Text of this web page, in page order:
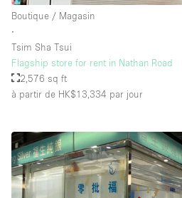
Équipement sonore et vidéo
Étage/accès
Sous-sol
Rez-de-chaussée sur rue
Centre commercial
Rooftop
Boutique / Magasin
∙
Tsim Sha Tsui
Flagship store for rent in Nathan Road
2,576 sq ft
à partir de HK$13,334 par jour